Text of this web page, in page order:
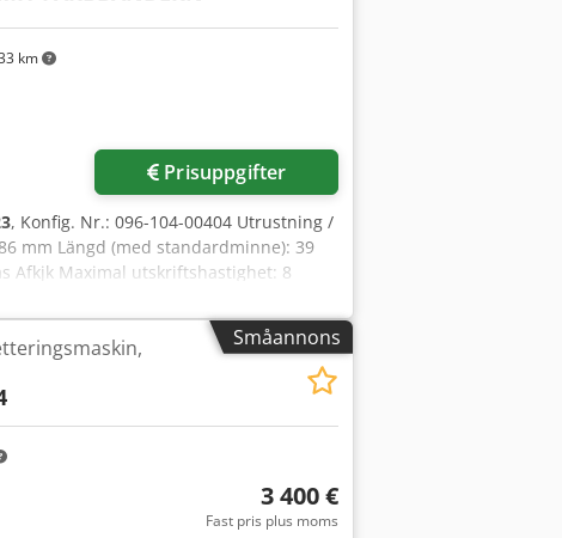
km
Prisuppgifter
, Konfig. Nr.: 096-104-00404 Utrustning /
mm Längd (med standardminne): 39
Afkjk Maximal utskriftshastighet: 8
tum/90 mm Färgbandbredd: 0,79
Småannons
3 400 €
Fast pris plus moms